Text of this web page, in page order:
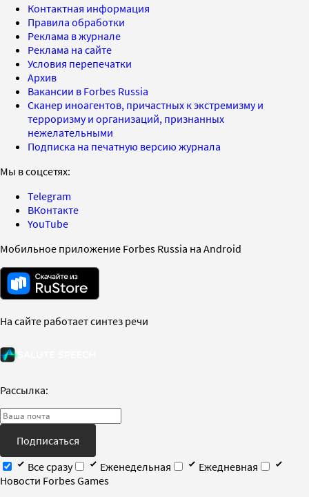
Контактная информация
Правила обработки
Реклама в журнале
Реклама на сайте
Условия перепечатки
Архив
Вакансии в Forbes Russia
Сканер иноагентов, причастных к экстремизму и
терроризму и организаций, признанных
нежелательными
Подписка на печатную версию журнала
Мы в соцсетях:
Telegram
ВКонтакте
YouTube
Мобильное приложение Forbes Russia на Android
На сайте работает синтез речи
Рассылка:
Подписаться
Все сразу
Еженедельная
Ежедневная
Новости Forbes Games